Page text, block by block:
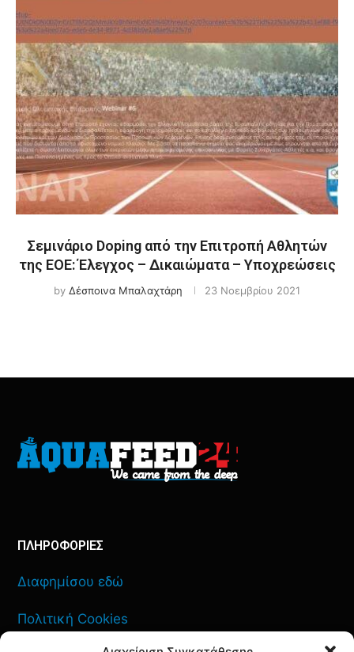
Σεμινάριο Doping από την Επιτροπή Αθλητών
της ΕΟΕ: Έλεγχος – Δικαιώματα – Υποχρεώσεις
by Δέσποινα Μπαλαχτάρη 23 Νοεμβρίου 2021
ΠΛΗΡΟΦΟΡΙΕΣ
Διαφημίσου εδώ
Πολιτική Cookies